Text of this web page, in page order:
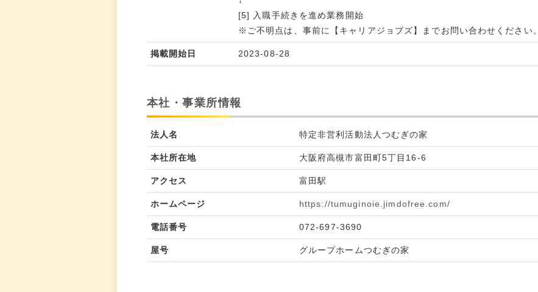
[5] 入職手続きを進め業務開始
※ご不明点は、事前に【キャリアジョブズ】までお問い合わせください。
掲載開始日 2023-08-28
本社・事業所情報
法人名 特定非営利活動法人つむぎの家
本社所在地 大阪府高槻市富田町5丁目16-6
アクセス 富田駅
ホームページ https://tumuginoie.jimdofree.com/
電話番号 072-697-3690
屋号 グループホームつむぎの家